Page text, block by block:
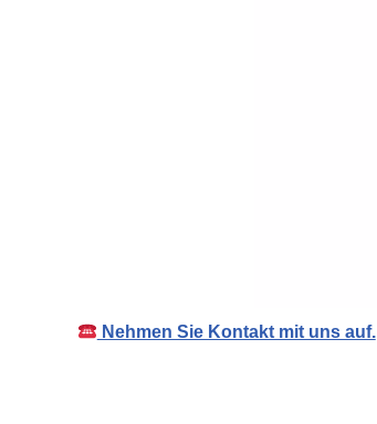
Nehmen Sie Kontakt mit uns auf.